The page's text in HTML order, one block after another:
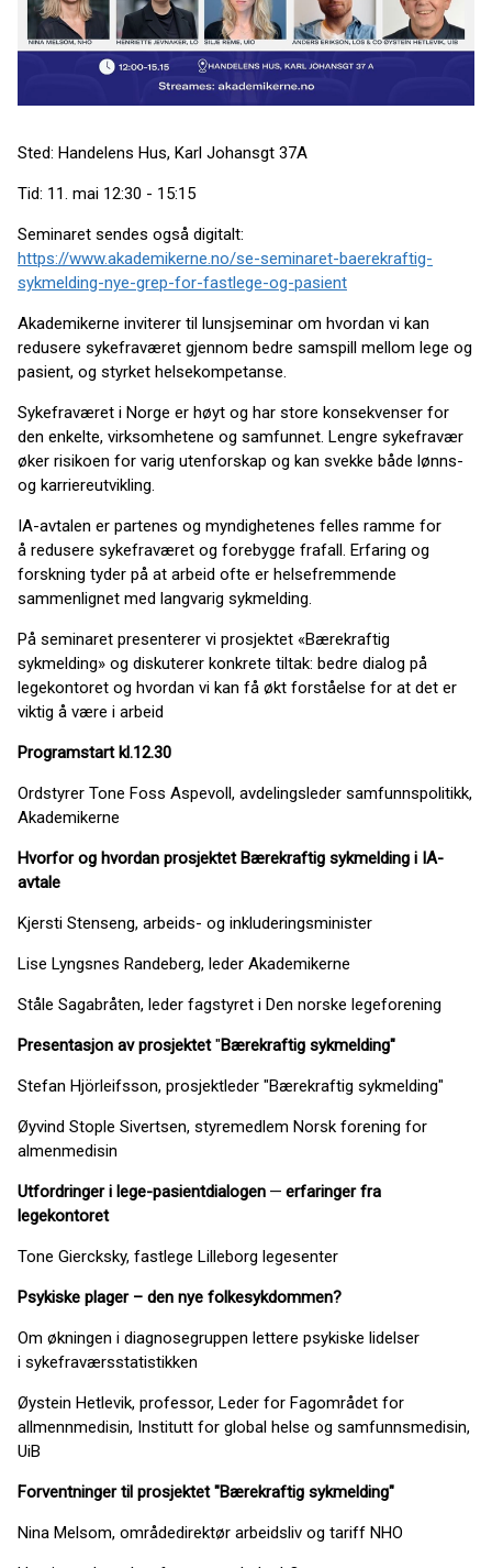
Sted: Handelens Hus, Karl Johansgt 37A
Tid: 11. mai 12:30 - 15:15
Seminaret sendes også digitalt:
https://www.akademikerne.no/se-seminaret-baerekraftig-
sykmelding-nye-grep-for-fastlege-og-pasient
Akademikerne inviterer til lunsjseminar om hvordan vi kan
redusere sykefraværet gjennom bedre samspill mellom lege og
pasient, og styrket helsekompetanse.
Sykefraværet i Norge er høyt og har store konsekvenser for
den enkelte, virksomhetene og samfunnet. Lengre sykefravær
øker risikoen for varig utenforskap og kan svekke både lønns-
og karriereutvikling.
IA-avtalen er partenes og myndighetenes felles ramme for
å redusere sykefraværet og forebygge frafall. Erfaring og
forskning tyder på at arbeid ofte er helsefremmende
sammenlignet med langvarig sykmelding.
På seminaret presenterer vi prosjektet «Bærekraftig
sykmelding» og diskuterer konkrete tiltak: bedre dialog på
legekontoret og hvordan vi kan få økt forståelse for at det er
viktig å være i arbeid
Programstart kl.12.30
Ordstyrer Tone Foss Aspevoll, avdelingsleder samfunnspolitikk,
Akademikerne
Hvorfor og hvordan prosjektet Bærekraftig sykmelding i IA-
avtale
Kjersti Stenseng, arbeids- og inkluderingsminister
Lise Lyngsnes Randeberg, leder Akademikerne
Ståle Sagabråten, leder fagstyret i Den norske legeforening
Presentasjon av prosjektet​"Bærekraftig sykmelding"
Stefan Hjörleifsson, prosjektleder ​"Bærekraftig sykmelding"
Øyvind Stople Sivertsen, styremedlem Norsk forening for
almenmedisin
Utfordringer i lege-pasientdialogen — erfaringer fra
legekontoret
Tone Giercksky, fastlege Lilleborg legesenter
Psykiske plager – den nye folkesykdommen?
Om økningen i diagnosegruppen lettere psykiske lidelser
i sykefraværsstatistikken
Øystein Hetlevik, professor, Leder for Fagområdet for
allmennmedisin, Institutt for global helse og samfunnsmedisin,
UiB
Forventninger til prosjektet ​"Bærekraftig sykmelding"
Nina Melsom, områdedirektør arbeidsliv og tariff NHO